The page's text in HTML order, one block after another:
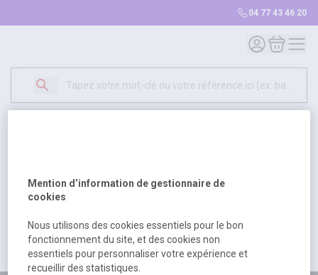
04 77 43 46 20
Mon compte
Mon
500
excuser pour la gêne occasionée.
Retour Retour à l'accueil
Mention d’information de gestionnaire de
cookies
Nous utilisons des cookies essentiels pour le bon
fonctionnement du site, et des cookies non
essentiels pour personnaliser votre expérience et
recueillir des statistiques.